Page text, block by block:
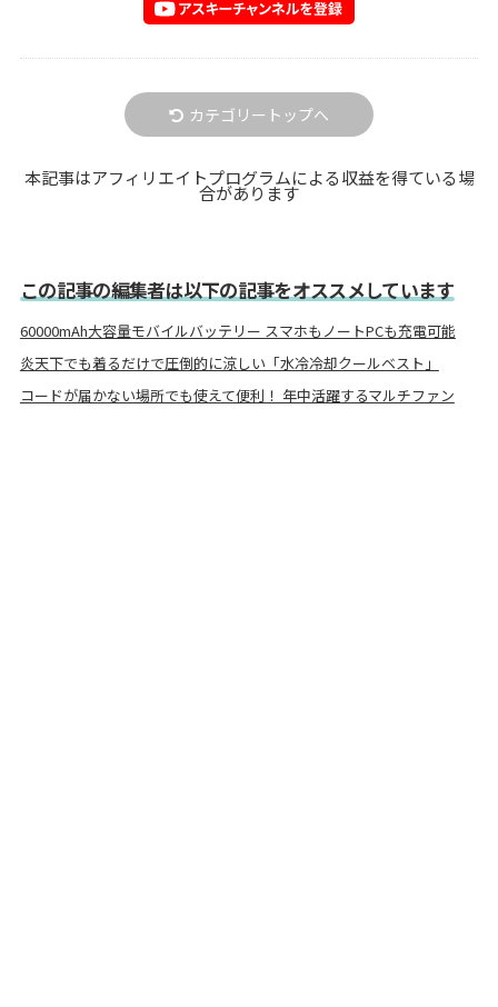
カテゴリートップへ
本記事はアフィリエイトプログラムによる収益を得ている場
合があります
この記事の編集者は以下の記事をオススメしています
60000mAh大容量モバイルバッテリー スマホもノートPCも充電可能
炎天下でも着るだけで圧倒的に涼しい「水冷冷却クールベスト」
コードが届かない場所でも使えて便利！ 年中活躍するマルチファン